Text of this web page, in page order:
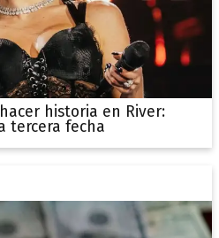
historia en River:
tercera fecha